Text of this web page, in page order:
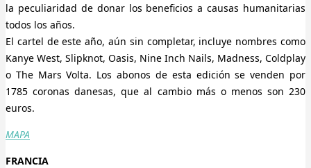
la peculiaridad de donar los beneficios a causas humanitarias
todos los años.
El cartel de este año, aún sin completar, incluye nombres como
Kanye West, Slipknot, Oasis, Nine Inch Nails, Madness, Coldplay
o The Mars Volta. Los abonos de esta edición se venden por
1785 coronas danesas, que al cambio más o menos son 230
euros.
MAPA
FRANCIA